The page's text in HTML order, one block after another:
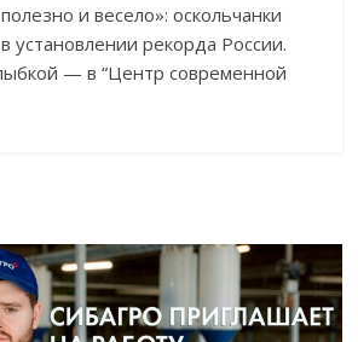
и весело»: оскольчанки
установлении рекорда России.
— в “Центр современной